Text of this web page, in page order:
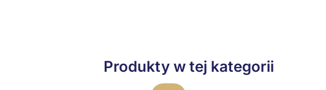
Produkty w tej kategorii